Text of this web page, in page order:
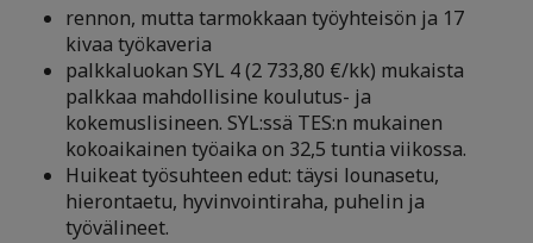
rennon, mutta tarmokkaan työyhteisön ja 17
kivaa työkaveria
palkkaluokan SYL 4 (2 733,80 €/kk) mukaista
palkkaa mahdollisine koulutus- ja
kokemuslisineen. SYL:ssä TES:n mukainen
kokoaikainen työaika on 32,5 tuntia viikossa.
Huikeat työsuhteen edut: täysi lounasetu,
hierontaetu, hyvinvointiraha, puhelin ja
työvälineet.